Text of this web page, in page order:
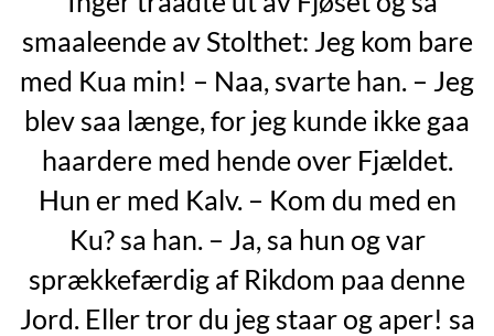
smaaleende av Stolthet: Jeg kom bare
med Kua min! – Naa, svarte han. – Jeg
blev saa længe, for jeg kunde ikke gaa
haardere med hende over Fjældet.
Hun er med Kalv. – Kom du med en
Ku? sa han. – Ja, sa hun og var
sprækkefærdig af Rikdom paa denne
Jord. Eller tror du jeg staar og aper! sa